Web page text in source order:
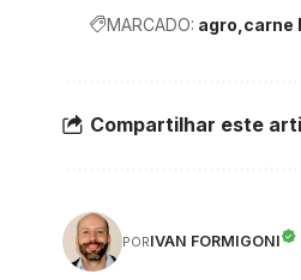
MARCADO: agro carne
Compartilhar este
PORIVAN FORMIGONI